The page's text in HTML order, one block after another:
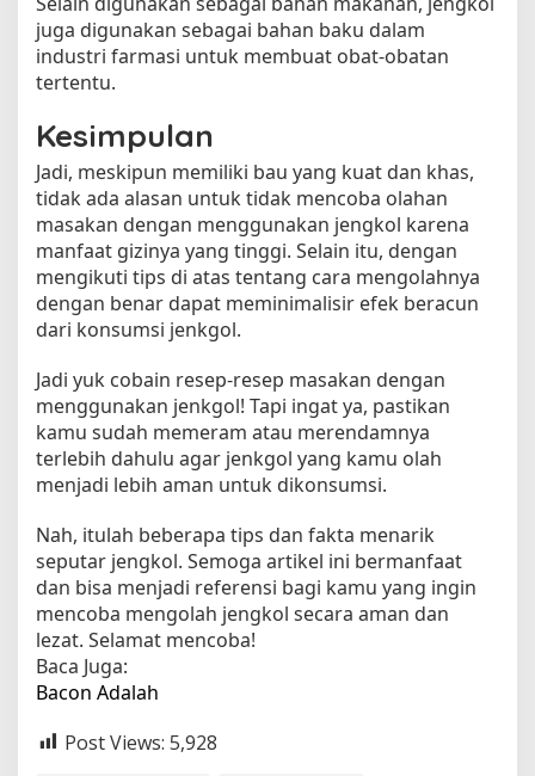
juga digunakan sebagai bahan baku dalam
industri farmasi untuk membuat obat-obatan
tertentu.
Kesimpulan
Jadi, meskipun memiliki bau yang kuat dan khas,
tidak ada alasan untuk tidak mencoba olahan
masakan dengan menggunakan jengkol karena
manfaat gizinya yang tinggi. Selain itu, dengan
mengikuti tips di atas tentang cara mengolahnya
dengan benar dapat meminimalisir efek beracun
dari konsumsi jenkgol.
Jadi yuk cobain resep-resep masakan dengan
menggunakan jenkgol! Tapi ingat ya, pastikan
kamu sudah memeram atau merendamnya
terlebih dahulu agar jenkgol yang kamu olah
menjadi lebih aman untuk dikonsumsi.
Nah, itulah beberapa tips dan fakta menarik
seputar jengkol. Semoga artikel ini bermanfaat
dan bisa menjadi referensi bagi kamu yang ingin
mencoba mengolah jengkol secara aman dan
lezat. Selamat mencoba!
Baca Juga:
Bacon Adalah
Post Views: 5,928